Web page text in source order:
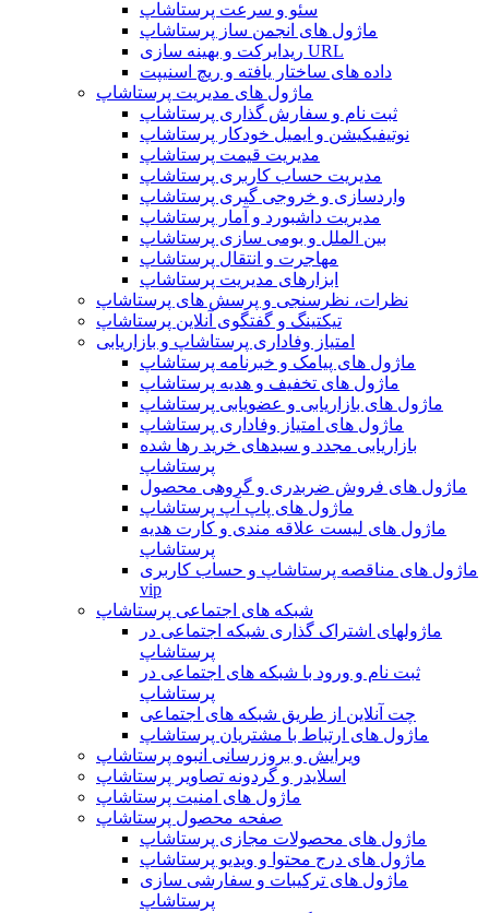
سئو و سرعت پرستاشاپ
ماژول های انجمن ساز پرستاشاپ
ریدایرکت و بهینه سازی URL
داده های ساختار یافته و ریچ اسنیپت
ماژول های مدیریت پرستاشاپ
ثبت نام و سفارش گذاری پرستاشاپ
نوتیفیکیشن و ایمیل خودکار پرستاشاپ
مدیریت قیمت پرستاشاپ
مدیریت حساب کاربری پرستاشاپ
واردسازی و خروجی گیری پرستاشاپ
مدیریت داشبورد و آمار پرستاشاپ
بین الملل و بومی سازی پرستاشاپ
مهاجرت و انتقال پرستاشاپ
ابزارهای مدیریت پرستاشاپ
نظرات، نظرسنجی و پرسش های پرستاشاپ
تیکتینگ و گفتگوی آنلاین پرستاشاپ
امتیاز وفاداری پرستاشاپ و بازاریابی
ماژول های پیامک و خبرنامه پرستاشاپ
ماژول های تخفیف و هدیه پرستاشاپ
ماژول های بازاریابی و عضویابی پرستاشاپ
ماژول های امتیاز وفاداری پرستاشاپ
بازاریابی مجدد و سبدهای خرید رها شده
پرستاشاپ
ماژول های فروش ضربدری و گروهی محصول
ماژول های پاپ آپ پرستاشاپ
ماژول های لیست علاقه مندی و کارت هدیه
پرستاشاپ
ماژول های مناقصه پرستاشاپ و حساب کاربری
vip
شبکه های اجتماعی پرستاشاپ
ماژولهای اشتراک‌ گذاری شبکه اجتماعی در
پرستاشاپ
ثبت نام و ورود با شبکه های اجتماعی در
پرستاشاپ
چت آنلاین از طریق شبکه های اجتماعی
ماژول های ارتباط با مشتریان پرستاشاپ
ویرایش و بروزرسانی انبوه پرستاشاپ
اسلایدر و گردونه تصاویر پرستاشاپ
ماژول های امنیت پرستاشاپ
صفحه محصول پرستاشاپ
ماژول های محصولات مجازی پرستاشاپ
ماژول های درج محتوا و ویدیو پرستاشاپ
ماژول های ترکیبات و سفارشی سازی
پرستاشاپ